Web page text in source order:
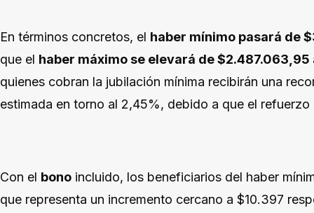
En términos concretos, el haber mínimo pasará de
que el haber máximo se elevará de $2.487.063,95
quienes cobran la jubilación mínima recibirán una
estimada en torno al 2,45%, debido a que el
Con el bono incluido, los beneficiarios del haber
que representa un incremento cercano a $10.397